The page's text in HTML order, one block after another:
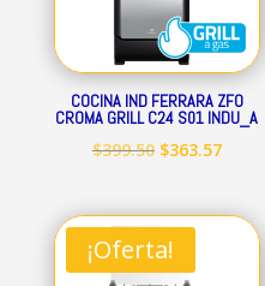
COCINA IND FERRARA ZFO
CROMA GRILL C24 S01 INDU_A
$399.50 El
original
era:
$399.50.
$363.57El
actual
¡Oferta!